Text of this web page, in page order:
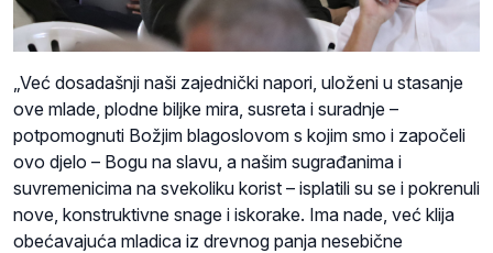
„Već dosadašnji naši zajednički napori, uloženi u stasanje
ove mlade, plodne biljke mira, susreta i suradnje –
potpomognuti Božjim blagoslovom s kojim smo i započeli
ovo djelo – Bogu na slavu, a našim sugrađanima i
suvremenicima na svekoliku korist – isplatili su se i pokrenuli
nove, konstruktivne snage i iskorake. Ima nade, već klija
obećavajuća mladica iz drevnog panja nesebične